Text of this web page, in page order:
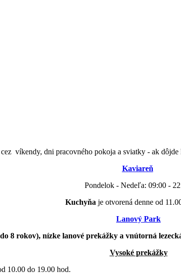
víkendy, dni pracovného pokoja a sviatky - ak
Kaviareň
Pondelok - Nedeľa: 09:00 -
Kuchyňa je otvorená denne od
Lanový Park
8 rokov), nízke lanové prekážky a vnútorná
Vysoké prekážky
10.00 do 19.00 hod.